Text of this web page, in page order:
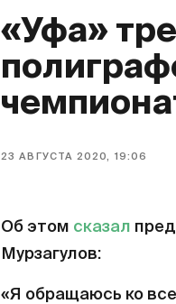
«Уфа»
23 АВГУСТА 2020, 19:06
Об этом сказал
Мурзагулов:
«Я обращаюсь ко